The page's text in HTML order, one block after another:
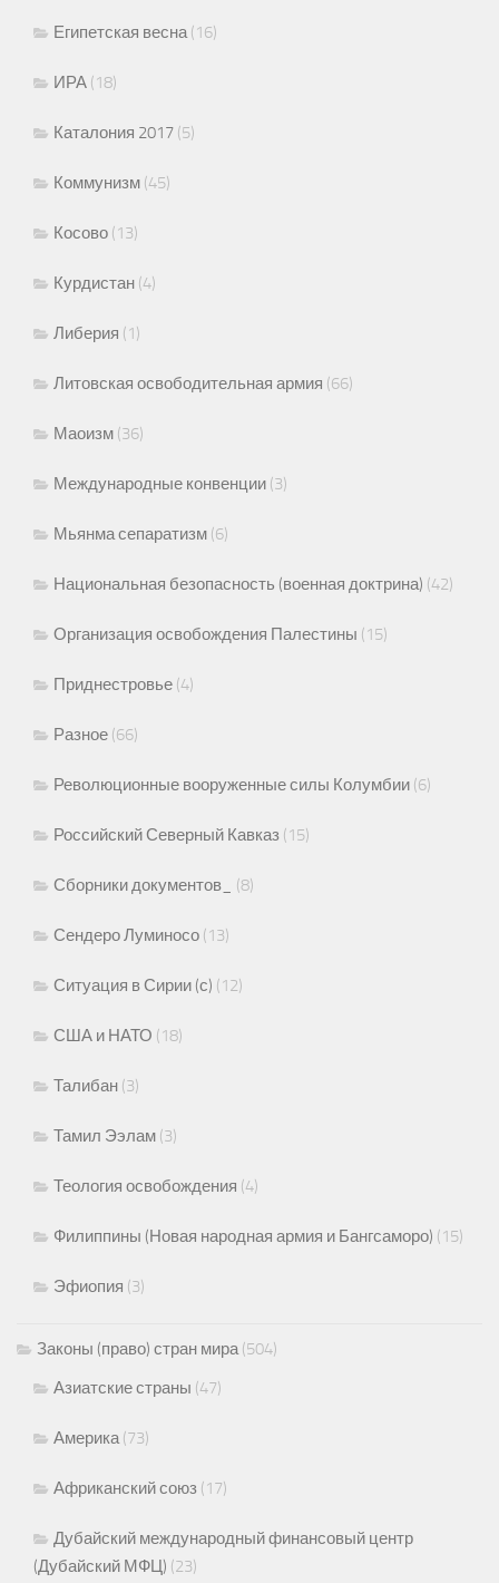
Египетская весна(16)
ИРА (18)
Каталония 2017 (5)
Коммунизм (45)
Косово (13)
Курдистан (4)
Либерия (1)
Литовская освободительная армия (66)
Маоизм (36)
Международные конвенции (3)
Мьянма сепаратизм (6)
Национальная безопасность (военная доктрина) (42)
Организация освобождения Палестины (15)
Приднестровье (4)
Разное (66)
Революционные вооруженные силы Колумбии (6)
Российский Северный Кавказ (15)
Сборники документов_ (8)
Сендеро Луминосо (13)
Ситуация в Сирии (с) (12)
США и НАТО (18)
Талибан (3)
Тамил Ээлам (3)
Теология освобождения (4)
Филиппины (Новая народная армия и Бангсаморо) (15)
Эфиопия (3)
Законы (право) стран мира(504)
Азиатские страны (47)
Америка(73)
Африканский союз (17)
Дубайский международный финансовый центр
(Дубайский МФЦ) (23)